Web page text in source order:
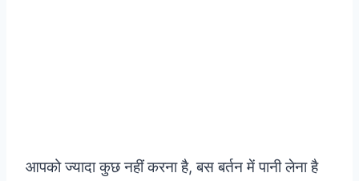
आपको ज्यादा कुछ नहीं करना है, बस बर्तन में पानी लेना है